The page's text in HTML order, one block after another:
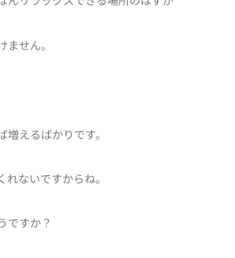
せん。
えるばかりです。
ないですからね。
ですか？